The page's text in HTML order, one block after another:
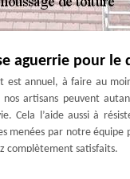
aguerrie pour le
est annuel, à faire au
artisans peuvent
Cela l’aide aussi à
menées par notre
complètement satisfaits.